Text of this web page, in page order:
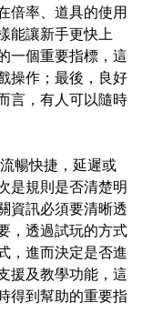
倍率、道具的使用
能讓新手更快上
一個重要指標，這
操作；最後，良好
言，有人可以隨時
暢快捷，延遲或
是規則是否清楚明
資訊必須要清晰透
，透過試玩的方式
，進而決定是否進
援及教學功能，這
得到幫助的重要指